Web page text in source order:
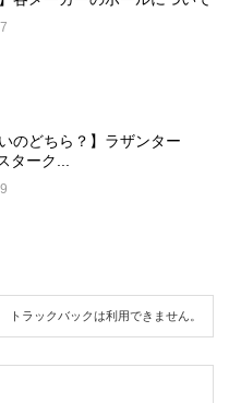
のどちら？】ラザンター
ターク...
トラックバックは利用できません。